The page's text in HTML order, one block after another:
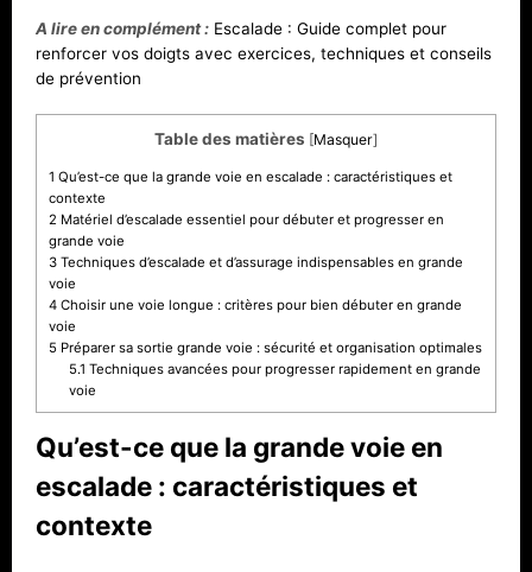
A lire en complément : Escalade : Guide complet pour
renforcer vos doigts avec exercices, techniques et conseils
de prévention
Table des matières [Masquer]
1 Qu’est-ce que la grande voie en escalade : caractéristiques et
contexte
2 Matériel d’escalade essentiel pour débuter et progresser en
grande voie
3 Techniques d’escalade et d’assurage indispensables en grande
voie
4 Choisir une voie longue : critères pour bien débuter en grande
voie
5 Préparer sa sortie grande voie : sécurité et organisation optimales
5.1 Techniques avancées pour progresser rapidement en grande
voie
Qu’est-ce que la grande voie en
escalade : caractéristiques et
contexte